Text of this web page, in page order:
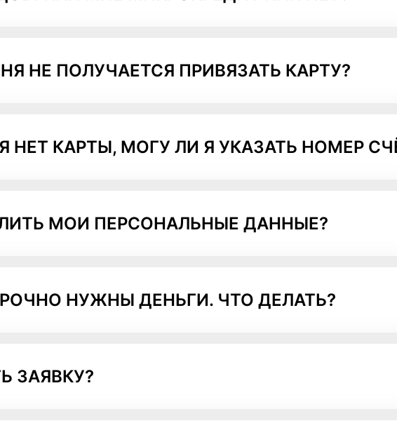
НЕ ПОЛУЧАЕТСЯ ПРИВЯЗАТЬ КАРТУ?
НЕТ КАРТЫ, МОГУ ЛИ Я УКАЗАТЬ НОМЕР
МОИ ПЕРСОНАЛЬНЫЕ ДАННЫЕ?
НУЖНЫ ДЕНЬГИ. ЧТО ДЕЛАТЬ?
ЗАЯВКУ?